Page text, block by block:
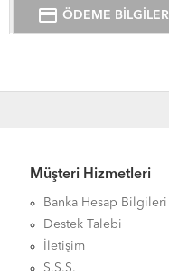
credit_card ÖDEME BİLGİLERİ
Müşteri Hizmetleri
Banka Hesap Bilgileri
Destek Talebi
İletişim
S.S.S.